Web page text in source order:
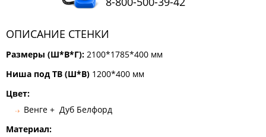
ОПИСАНИЕ СТЕНКИ
Размеры (Ш*В*Г): 2100*1785*400 мм
Ниша под ТВ (Ш*В) 1200*400 мм
Цвет:
Венге + Дуб Белфорд
Материал:
КОМОДЫ
СТОЛЫ
ТУАЛЕТНЫЕ
БАНКЕТКИ
МЕБЕЛЬ